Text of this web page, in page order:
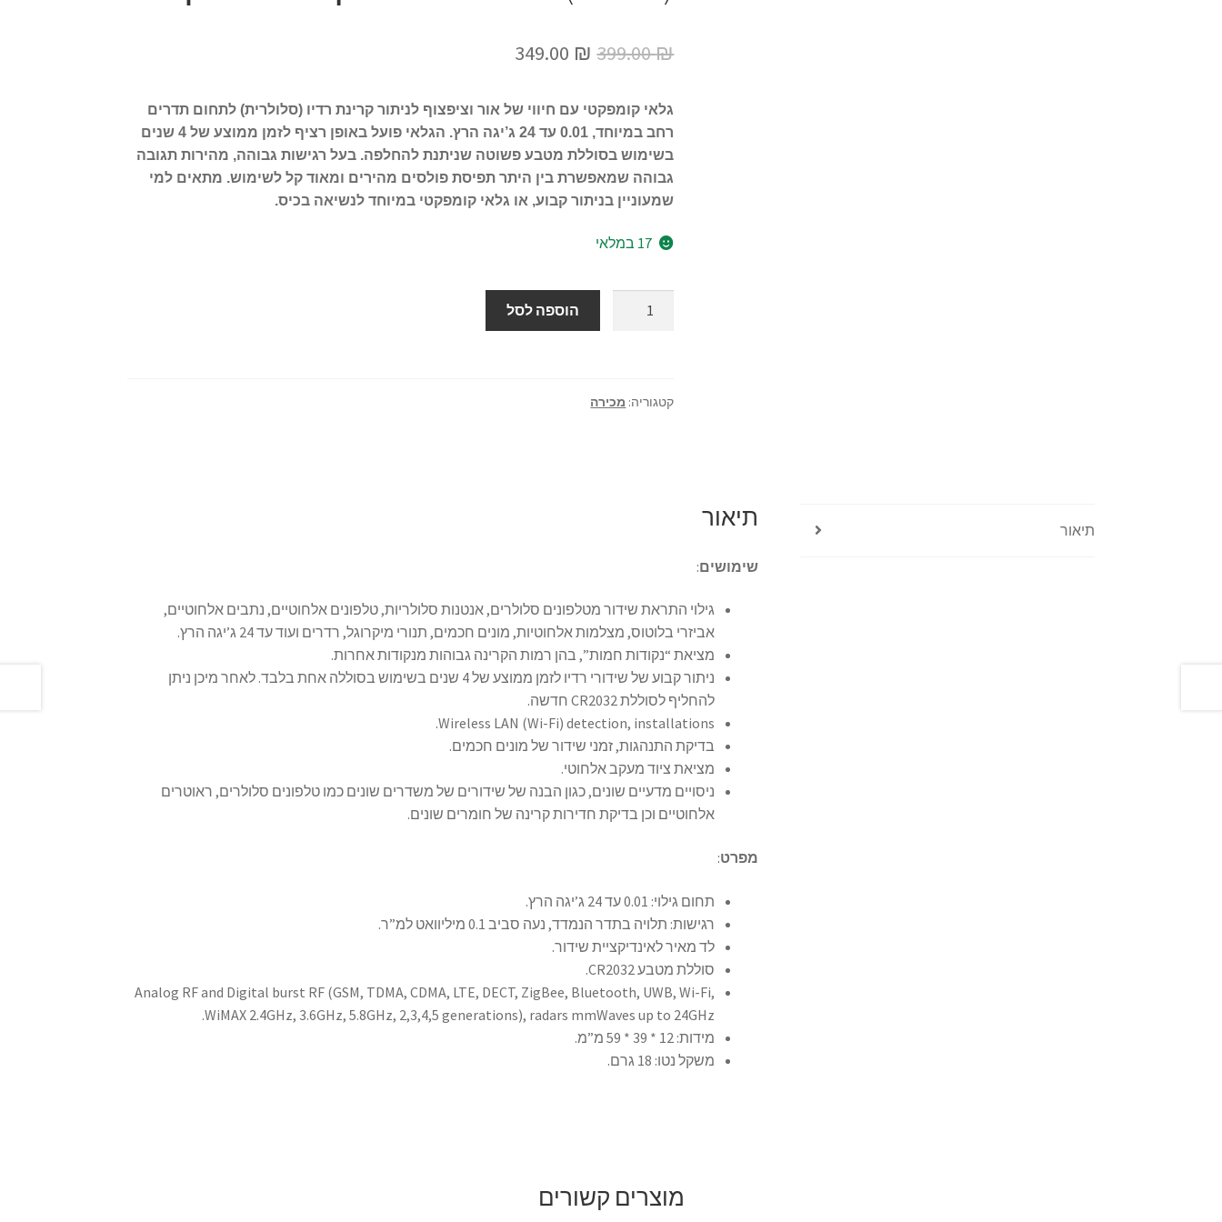
399.00₪
המחיר
היה:
399.00 ₪.
349.00 ₪
המחיר
הוא:
349.00 ₪.
גלאי קומפקטי עם חיווי של אור וציפצוף לניתור קרינת רדיו (סלולרית) לתחום תדרים
רחב במיוחד, 0.01 עד 24 ג’יגה הרץ. הגלאי פועל באופן רציף לזמן ממוצע של 4 שנים
בשימוש בסוללת מטבע פשוטה שניתנת להחלפה. בעל רגישות גבוהה, מהירות תגובה
גבוהה שמאפשרת בין היתר תפיסת פולסים מהירים ומאוד קל לשימוש. מתאים למי
שמעוניין בניתור קבוע, או גלאי קומפקטי במיוחד לנשיאה בכיס.
17 במלאי
עם
חיווי
קול
הוספה לסל
קטגוריה: מכירה
תיאור תיאור
שימושים:
גילוי התראת שידור מטלפונים סלולרים, אנטנות סלולריות, טלפונים אלחוטיים, נתבים אלחוטיים,
אביזרי בלוטוס, מצלמות אלחוטיות, מונים חכמים, תנורי מיקרוגל, רדרים ועוד עד 24 ג’יגה הרץ.
מציאת “נקודות חמות”, בהן רמות הקרינה גבוהות מנקודות אחרות.
ניתור קבוע של שידורי רדיו לזמן ממוצע של 4 שנים בשימוש בסוללה אחת בלבד. לאחר מיכן ניתן
להחליף לסוללת CR2032 חדשה.
Wireless LAN (Wi-Fi) detection, installations.
בדיקת התנהגות, זמני שידור של מונים חכמים.
מציאת ציוד מעקב אלחוטי.
ניסויים מדעיים שונים, כגון הבנה של שידורים של משדרים שונים כמו טלפונים סלולרים, ראוטרים
אלחוטיים וכן בדיקת חדירות קרינה של חומרים שונים.
מפרט:
תחום גילוי: 0.01 עד 24 ג’יגה הרץ.
רגישות: תלויה בתדר הנמדד, נעה סביב 0.1 מיליוואט למ”ר.
לד מאיר לאינדיקציית שידור.
סוללת מטבע CR2032.
Analog RF and Digital burst RF (GSM, TDMA, CDMA, LTE, DECT, ZigBee, Bluetooth, UWB, Wi-Fi,
WiMAX 2.4GHz, 3.6GHz, 5.8GHz, 2,3,4,5 generations), radars mmWaves up to 24GHz.
מידות: 12 * 39 * 59 מ”מ.
משקל נטו: 18 גרם.
מוצרים קשורים